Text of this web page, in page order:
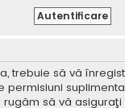
trebuie să vă
să vă